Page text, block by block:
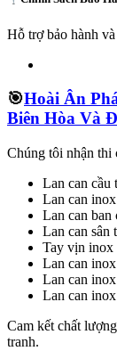
Hỗ trợ bảo hành
🎯Hoài Ân
Biên Hòa Và
Chúng tôi nhận thi
Lan can cầu
Lan can
Lan can ban
Lan can sân
Tay vịn inox
Lan can
Lan can
Lan can
Cam kết chất
tranh.